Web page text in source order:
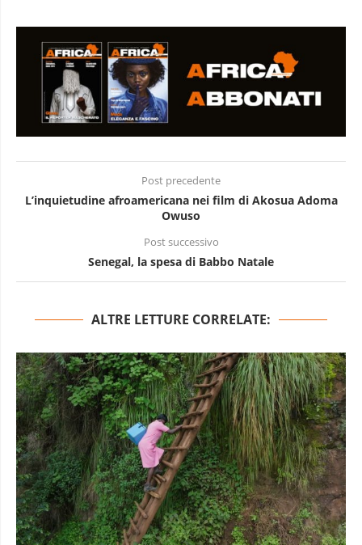
Post precedente
L’inquietudine afroamericana nei film di Akosua Adoma
Owuso
Post successivo
Senegal, la spesa di Babbo Natale
ALTRE LETTURE CORRELATE: